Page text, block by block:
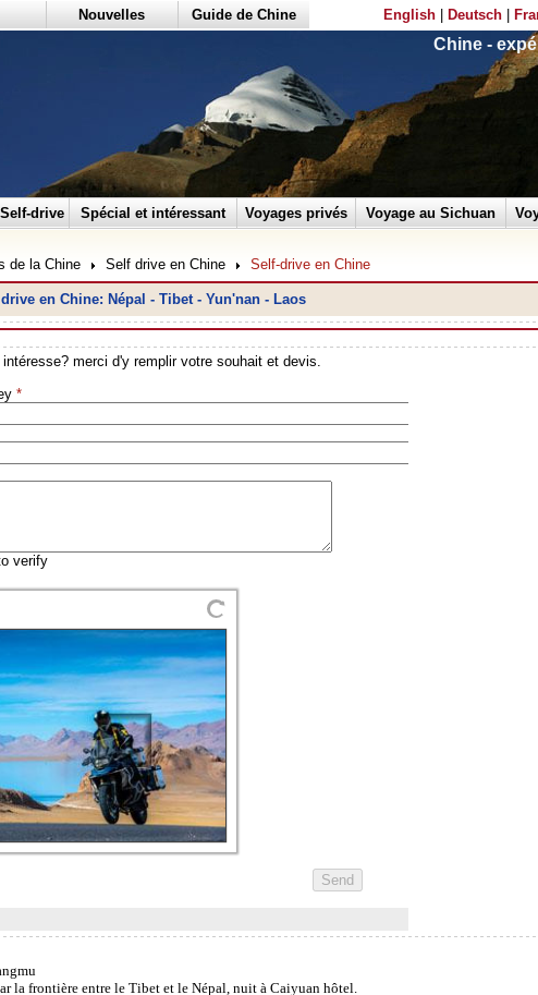
Nouvelles Guide de Chine English| Deutsch|
Chine -
Self-drive Spécial et intéressant Voyages privés Voyage au Sichuan
de la Chine Self drive en Chine Self-drive en Chine
en Chine: Népal - Tibet - Yun'nan - Laos
la frontière entre le Tibet et le Népal, nuit à Caiyuan hôtel.